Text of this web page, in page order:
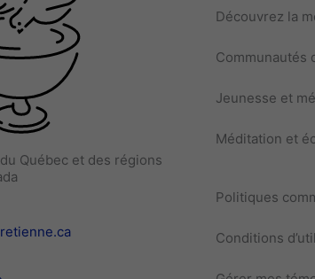
Québec et des régions
Découvrez la
Communautés
Jeunesse et
Méditation et
Politiques
Conditions